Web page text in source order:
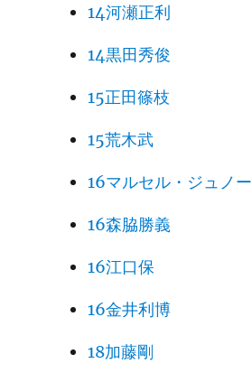
14河瀬正利
14黒田秀俊
15正田篠枝
15荒木武
16マルセル・ジュノー
16森脇勝義
16江口保
16金井利博
18加藤剛